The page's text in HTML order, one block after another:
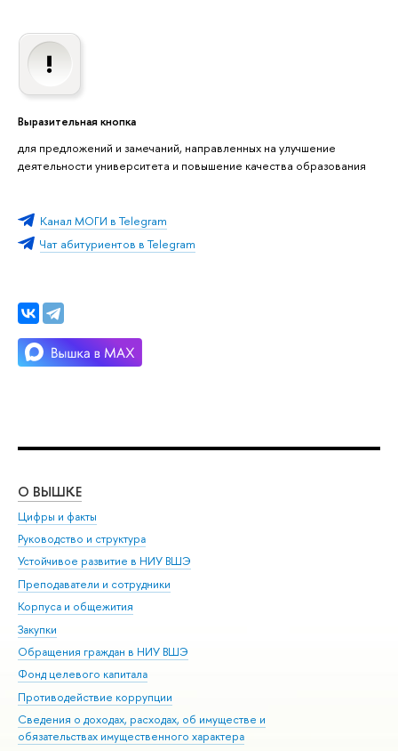
Выразительная кнопка
для предложений и замечаний, направленных на улучшение
деятельности университета и повышение качества образования
Канал МОГИ в Telegram
Чат абитуриентов в Telegram
О ВЫШКЕ
Цифры и факты
Руководство и структура
Устойчивое развитие в НИУ ВШЭ
Преподаватели и сотрудники
Корпуса и общежития
Закупки
Обращения граждан в НИУ ВШЭ
Фонд целевого капитала
Противодействие коррупции
Сведения о доходах, расходах, об имуществе и
обязательствах имущественного характера